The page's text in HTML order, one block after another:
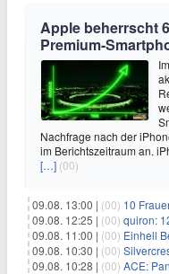
Apple beherrscht
Premium-
Nachfrage nach der
im Berichtszeitraum an.
[…] (00)
09.08. 13:00 | (00) 10
09.08. 12:25 | (00) quiron:
09.08. 11:00 | (00) Einhell
09.08. 10:30 | (00) Silvercrest
09.08. 10:28 | (00) ACE: